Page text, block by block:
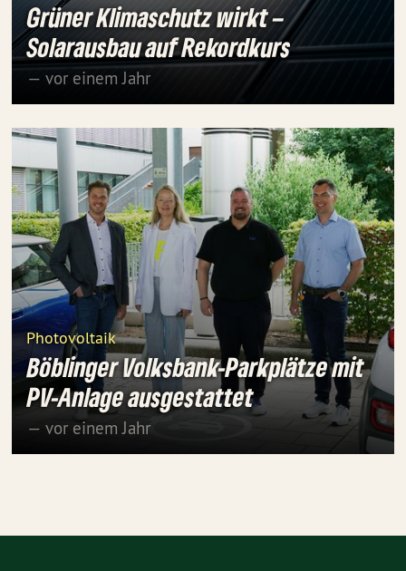
Grüner Klimaschutz wirkt –
Solarausbau auf Rekordkurs
— vor einem Jahr
Photovoltaik
Böblinger Volksbank-Parkplätze mit
PV-Anlage ausgestattet
— vor einem Jahr